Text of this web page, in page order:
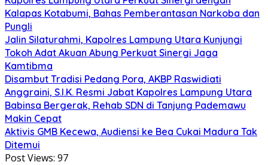
Kalapas Kotabumi, Bahas Pemberantasan Narkoba dan
Pungli
Jalin Silaturahmi, Kapolres Lampung Utara Kunjungi
Tokoh Adat Akuan Abung Perkuat Sinergi Jaga
Kamtibma
Disambut Tradisi Pedang Pora, AKBP Raswidiati
Anggraini, S.I.K. Resmi Jabat Kapolres Lampung Utara
Babinsa Bergerak, Rehab SDN di Tanjung Pademawu
Makin Cepat
Aktivis GMB Kecewa, Audiensi ke Bea Cukai Madura Tak
Ditemui
Post Views: 97